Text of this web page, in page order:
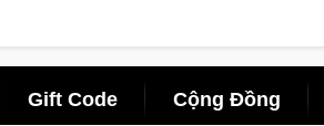
Gift Code Cộng Đồng